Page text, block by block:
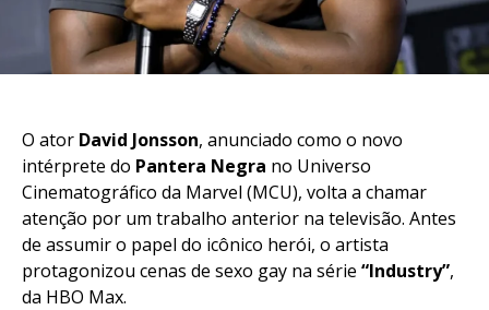
O ator David Jonsson, anunciado como o novo
intérprete do Pantera Negra no Universo
Cinematográfico da Marvel (MCU), volta a chamar
atenção por um trabalho anterior na televisão. Antes
de assumir o papel do icônico herói, o artista
protagonizou cenas de sexo gay na série “Industry”,
da HBO Max.